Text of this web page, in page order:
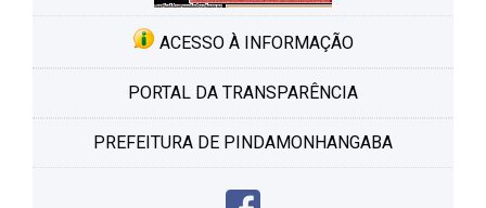
ACESSO À INFORMAÇÃO
PORTAL DA TRANSPARÊNCIA
PREFEITURA DE PINDAMONHANGABA